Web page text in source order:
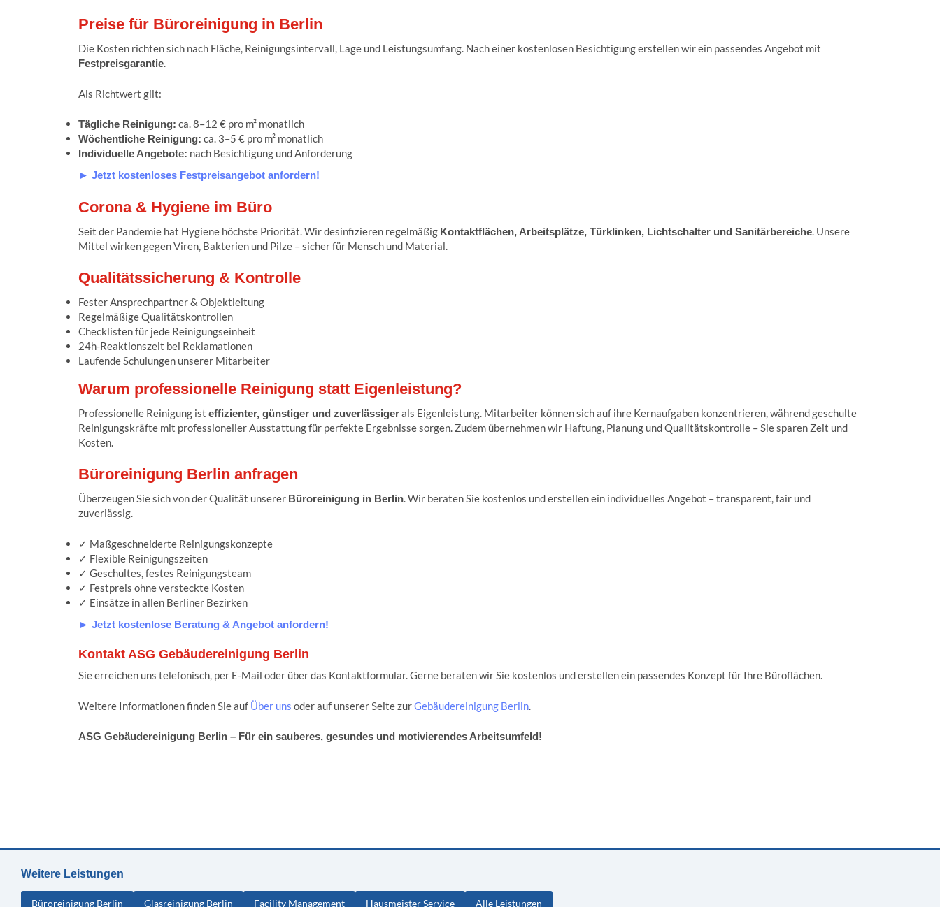
Preise für Büroreinigung in Berlin
Die Kosten richten sich nach Fläche, Reinigungsintervall, Lage und Leistungsumfang. Nach einer kostenlosen Besichtigung erstellen wir ein passendes Angebot mit
Festpreisgarantie.
Als Richtwert gilt:
Tägliche Reinigung: ca. 8–12 € pro m² monatlich
Wöchentliche Reinigung: ca. 3–5 € pro m² monatlich
Individuelle Angebote: nach Besichtigung und Anforderung
► Jetzt kostenloses Festpreisangebot anfordern!
Corona & Hygiene im Büro
Seit der Pandemie hat Hygiene höchste Priorität. Wir desinfizieren regelmäßig Kontaktflächen, Arbeitsplätze, Türklinken, Lichtschalter und Sanitärbereiche. Unsere
Mittel wirken gegen Viren, Bakterien und Pilze – sicher für Mensch und Material.
Qualitätssicherung & Kontrolle
Fester Ansprechpartner & Objektleitung
Regelmäßige Qualitätskontrollen
Checklisten für jede Reinigungseinheit
24h-Reaktionszeit bei Reklamationen
Laufende Schulungen unserer Mitarbeiter
Warum professionelle Reinigung statt Eigenleistung?
Professionelle Reinigung ist effizienter, günstiger und zuverlässigerals Eigenleistung. Mitarbeiter können sich auf ihre Kernaufgaben konzentrieren, während geschulte
Reinigungskräfte mit professioneller Ausstattung für perfekte Ergebnisse sorgen. Zudem übernehmen wir Haftung, Planung und Qualitätskontrolle – Sie sparen Zeit und
Kosten.
Büroreinigung Berlin anfragen
Überzeugen Sie sich von der Qualität unserer Büroreinigung in Berlin. Wir beraten Sie kostenlos und erstellen ein individuelles Angebot – transparent, fair und
zuverlässig.
✓ Maßgeschneiderte Reinigungskonzepte
✓ Flexible Reinigungszeiten
✓ Geschultes, festes Reinigungsteam
✓ Festpreis ohne versteckte Kosten
✓ Einsätze in allen Berliner Bezirken
► Jetzt kostenlose Beratung & Angebot anfordern!
Kontakt ASG Gebäudereinigung Berlin
Sie erreichen uns telefonisch, per E-Mail oder über das Kontaktformular. Gerne beraten wir Sie kostenlos und erstellen ein passendes Konzept für Ihre Büroflächen.
Weitere Informationen finden Sie auf Über uns oder auf unserer Seite zurGebäudereinigung Berlin.
ASG Gebäudereinigung Berlin – Für ein sauberes, gesundes und motivierendes Arbeitsumfeld!
Weitere Leistungen
Büroreinigung Berlin Glasreinigung Berlin Facility Management Hausmeister Service Alle Leistungen